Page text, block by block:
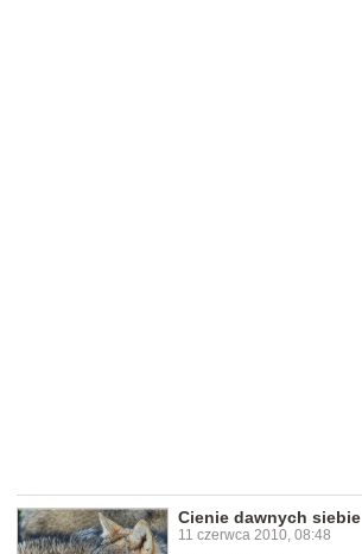
Cienie dawnych siebie
11 czerwca 2010, 08:48